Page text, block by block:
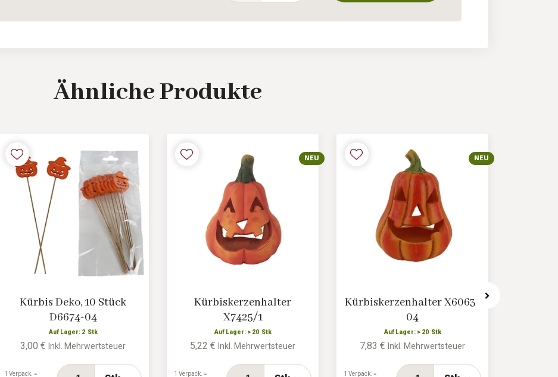
ÄhnlicheProdukte
Kürbis Deko, 10 Stück
D6674-04
Auf Lager: 2 Stk
3,00 € Inkl. Mehrwertsteuer
1 Verpack. =
NEU
Kürbiskerzenhalter
X7425/1
Auf Lager: > 20 Stk
5,22 € Inkl. Mehrwertsteuer
1 Verpack. =
NEU
Kürbiskerzenhalter X6063-
04
Auf Lager: > 20 Stk
7,83 € Inkl. Mehrwertsteuer
1 Verpack. =